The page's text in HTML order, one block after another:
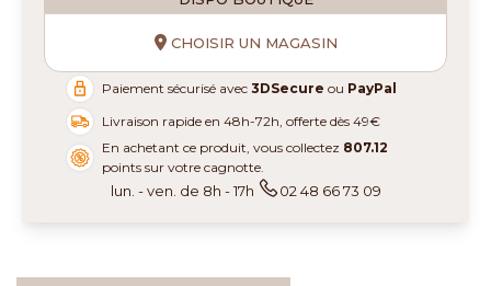
CHOISIR UN MAGASIN
Paiement sécurisé avec3DSecure ou PayPal
Livraison rapide en 48h-72h, offerte dès 49€
En achetant ce produit, vous collectez 807.12
points sur votre cagnotte.
lun. - ven. de 8h - 17h 02 48 66 73 09